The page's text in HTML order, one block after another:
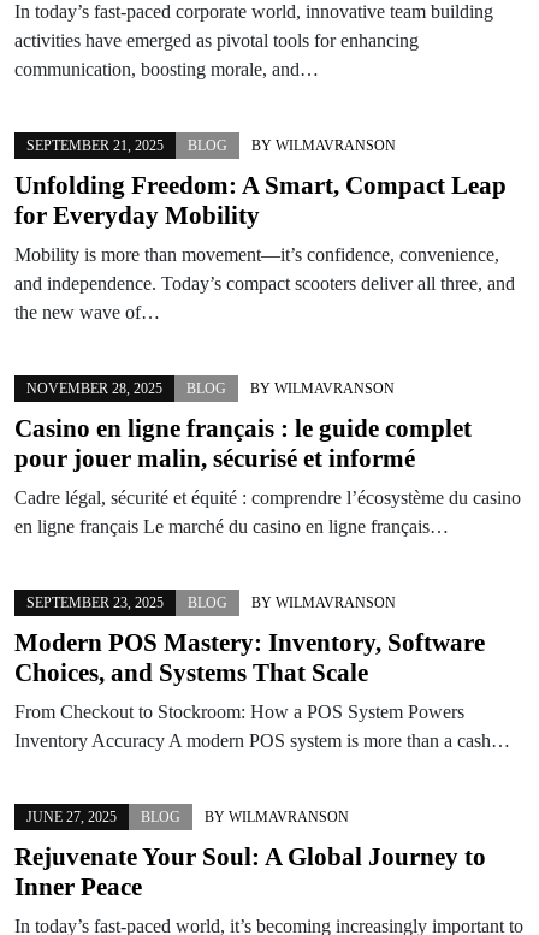
In today’s fast-paced corporate world, innovative team building
activities have emerged as pivotal tools for enhancing
communication, boosting morale, and…
SEPTEMBER 21, 2025 BLOG BY WILMAVRANSON
Unfolding Freedom: A Smart, Compact Leap
for Everyday Mobility
Mobility is more than movement—it’s confidence, convenience,
and independence. Today’s compact scooters deliver all three, and
the new wave of…
NOVEMBER 28, 2025 BLOG BY WILMAVRANSON
Casino en ligne français : le guide complet
pour jouer malin, sécurisé et informé
Cadre légal, sécurité et équité : comprendre l’écosystème du casino
en ligne français Le marché du casino en ligne français…
SEPTEMBER 23, 2025 BLOG BY WILMAVRANSON
Modern POS Mastery: Inventory, Software
Choices, and Systems That Scale
From Checkout to Stockroom: How a POS System Powers
Inventory Accuracy A modern POS system is more than a cash…
JUNE 27, 2025 BLOG BY WILMAVRANSON
Rejuvenate Your Soul: A Global Journey to
Inner Peace
In today’s fast-paced world, it’s becoming increasingly important to